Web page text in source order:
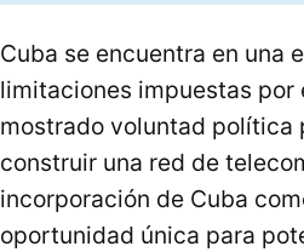
Cuba se encuentra en una
limitaciones impuestas por
mostrado voluntad política
construir una red de
incorporación de Cuba
oportunidad única para